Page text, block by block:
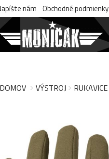
nám Obchodné podmienky
DOMOV VÝSTROJ RUKAVICE